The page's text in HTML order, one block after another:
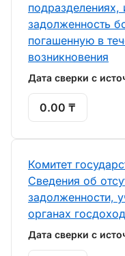
задолженность
погашенную в
возникновения
Дата сверки с
0.00 ₸
Комитет
Сведения об
задолженности,
органах
Дата сверки с